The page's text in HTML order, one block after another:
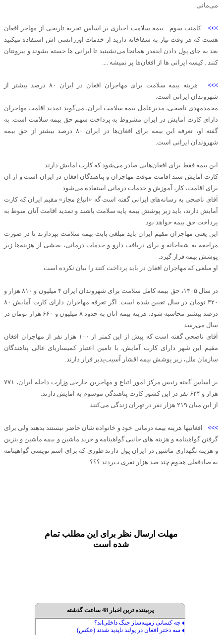
می‌مانی .
>>>کامنت سوم . بیمه سلامت اجباری بر اساس تجربه تاریخی از مهاجر افغان
هست که هر وقت نیاز به شفاخانه دارید از خدمات اورژانسی اش استفاده میکنید
بعد به جای پول دادن اینقدر همانجا می‌نشینید تا ایرانی ها خسته بشوند و بیرونتان
کنند . کیسه ایرانی ها از افغان‌ها پر نمیشه ....
>>>
هزینه بیمه سلامت برای مهاجران افغان در ایران ۸۰ درصد بیشتر از
شهروندان ایرانی است.
محمدمهدی ناصحی، مدیرعامل بیمه سلامت ایران، می‌گوید تمدید اقامت مهاجران
دارای کارت آمایش در ایران مشروط به پرداخت سهم حق بیمه سلامت است. به
گفته او، تعرفه این بیمه برای افغان‌ها در ایران ۸۰ درصد بیشتر از حق بیمه
شهروندان ایرانی است.
این بیمه فقط برای افغان‌هایی صادر می‌شود که کارت امایش دارند.
کارت آمایش سند اقامت موقت مهاجران و پناهندگان افغان در ایران است و از آن
برای اقامت، کار، آموزش و خدمات درمانی استفاده می‌شود.
آقای ناصحی به رسانه‌های ایرانی گفته است گه «اتباع مجاز» مقیم ایران که کارت
آمایش دارند، باید زیر پوشش بیمه پایه سلامت باشند و تمدید اقامت آنان منوط به
پرداخت حق بیمه خواهد بود.
این یعنی مهاجران مقیم ایران باید مبلغی بابت بیمه سلامت بپردازند تا در صورت
مراجعه به شفاخانه و برای دریافت دارو و خدمات درمانی، بخشی از هزینه‌ها زیر
پوشش بیمه قرار گیرد.
او مبلغی که مهاجران افغان در باید پرداخت کنند را بیان نکرده است.
در سال ۱۴۰۵، حق بیمه کامل سلامت برای شهروندان ایران ۴ میلیون و ۸۱۰ هزار و
۳۲۰ تومان در سال تعیین شده است. اگر تعرفه مهاجران دارای کارت آمایش ۸۰
درصد بیشتر محاسبه شود، هزینه بیمه آنان به حدود ۸ میلیون و ۶۶۰ هزار تومان در
سال می‌رسد.
آقای ناصحی گفته است که پیش از این کمتر از ۱۰۰ هزار نفر از مهاجران افغان
مقیم این شهر دارای کارت آمایش، با تامین اعتبار کمیساریای عالی پناهندگان
سازمان ملل، زیر پوشش بیمه اقشار آسیب‌پذیر قرار دارند.
بر اساس گفته رئیس مرکز امور اتباع و مهاجرین خارجی وزارت داخله ایران، ۷۷۱
هزار و ۶۲۴ نفر در این کشور کارت پناهندگی موسوم به آمایش دارند.
از این میان ۲۱۹ هزار نفر در تهران زندگی می‌کنند.
>>> افغانیها هزینه بیمه درمانی خود و خانواده شان حاضر نیستند بدهند ولی برای
گرفتن گواهینامه و هزینه های جانبی گواهینامه و خرید ماشین و بیمه ماشین و بنزین
و هزینه نگهداری ماشین در ایران پول دارند طوری که برای اسم نویسی گواهینامه
به صادقعلی هجوم چند صد هزار نفری بردند ؟؟؟
مهلت ارسال نظر برای این مطلب تمام
شده است
پربیننده ترین اخبار 48 ساعت گذشته